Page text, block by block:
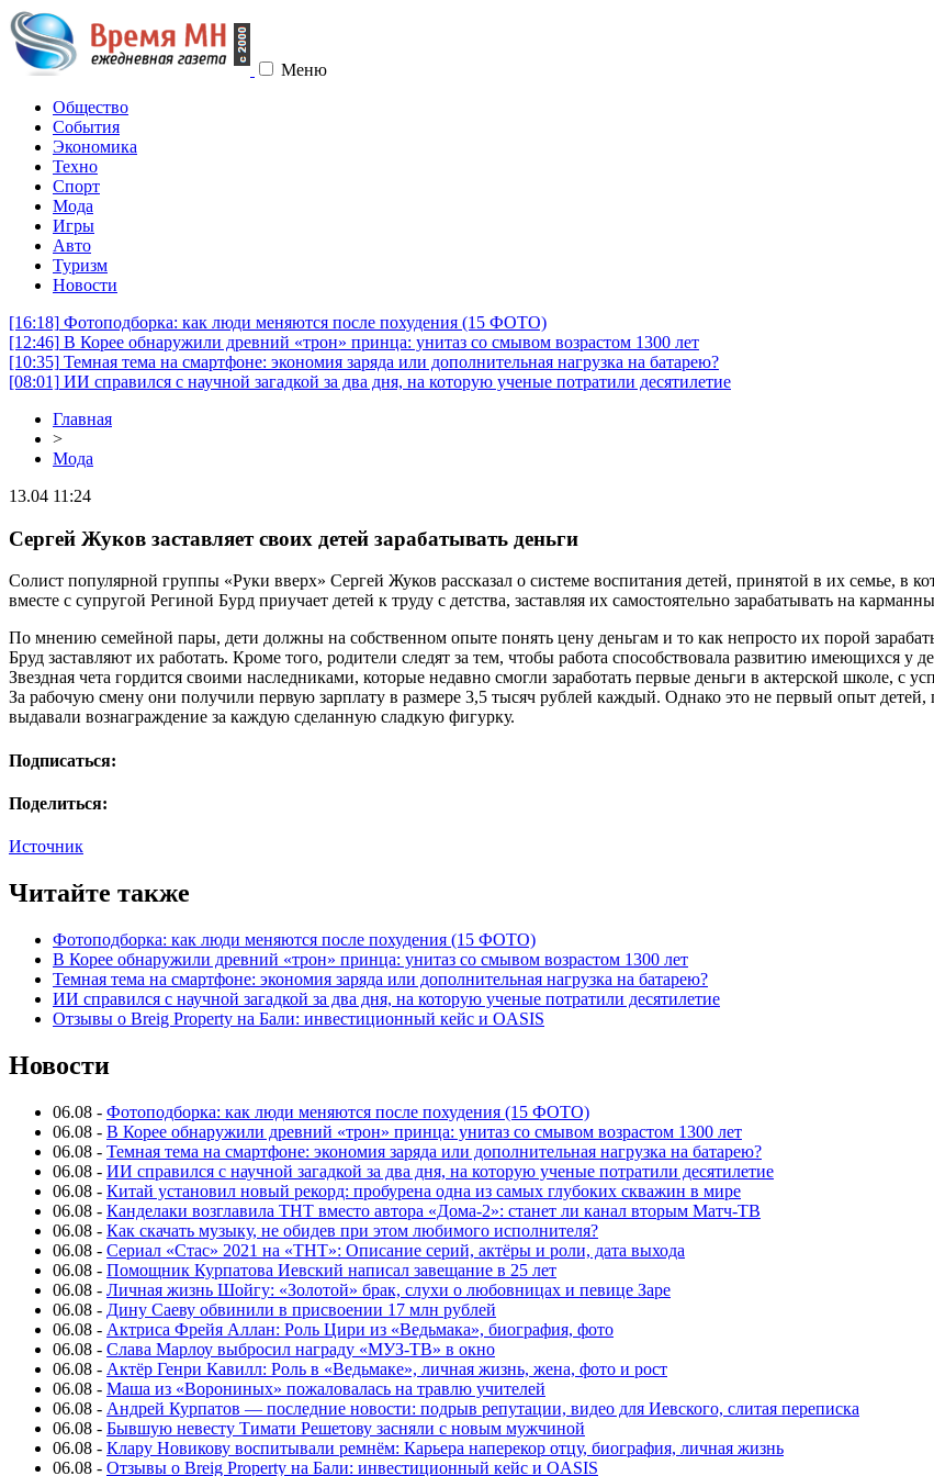
Меню
Общество
События
Экономика
Техно
Спорт
Мода
Игры
Авто
Туризм
Новости
[16:18] Фотоподборка: как люди меняются после похудения (15 ФОТО)
[12:46] В Корее обнаружили древний «трон» принца: унитаз со смывом возрастом 1300 лет
[10:35] Темная тема на смартфоне: экономия заряда или дополнительная нагрузка на батарею?
[08:01] ИИ справился с научной загадкой за два дня, на которую ученые потратили десятилетие
Главная
>
Мода
13.04 11:24
Сергей Жуков заставляет своих детей зарабатывать деньги
Солист популярной группы «Руки вверх» Сергей Жуков рассказал о системе воспитания детей, принятой в их семье, в
вместе с супругой Региной Бурд приучает детей к труду с детства, заставляя их самостоятельно зарабатывать на
По мнению семейной пары, дети должны на собственном опыте понять цену деньгам и то как непросто их порой
Бруд заставляют их работать. Кроме того, родители следят за тем, чтобы работа способствовала развитию имеющихся у
Звездная чета гордится своими наследниками, которые недавно смогли заработать первые деньги в актерской школе, с
За рабочую смену они получили первую зарплату в размере 3,5 тысяч рублей каждый. Однако это не первый опыт детей,
выдавали вознаграждение за каждую сделанную сладкую фигурку.
Подписаться:
Поделиться:
Источник
Читайте также
Фотоподборка: как люди меняются после похудения (15 ФОТО)
В Корее обнаружили древний «трон» принца: унитаз со смывом возрастом 1300 лет
Темная тема на смартфоне: экономия заряда или дополнительная нагрузка на батарею?
ИИ справился с научной загадкой за два дня, на которую ученые потратили десятилетие
Отзывы о Breig Property на Бали: инвестиционный кейс и OASIS
Новости
06.08 - Фотоподборка: как люди меняются после похудения (15 ФОТО)
06.08 - В Корее обнаружили древний «трон» принца: унитаз со смывом возрастом 1300 лет
06.08 - Темная тема на смартфоне: экономия заряда или дополнительная нагрузка на батарею?
06.08 - ИИ справился с научной загадкой за два дня, на которую ученые потратили десятилетие
06.08 - Китай установил новый рекорд: пробурена одна из самых глубоких скважин в мире
06.08 - Канделаки возглавила ТНТ вместо автора «Дома-2»: станет ли канал вторым Матч-ТВ
06.08 - Как скачать музыку, не обидев при этом любимого исполнителя?
06.08 - Сериал «Стас» 2021 на «ТНТ»: Описание серий, актёры и роли, дата выхода
06.08 - Помощник Курпатова Иевский написал завещание в 25 лет
06.08 - Личная жизнь Шойгу: «Золотой» брак, слухи о любовницах и певице Заре
06.08 - Дину Саеву обвинили в присвоении 17 млн рублей
06.08 - Актриса Фрейя Аллан: Роль Цири из «Ведьмака», биография, фото
06.08 - Слава Марлоу выбросил награду «МУЗ-ТВ» в окно
06.08 - Актёр Генри Кавилл: Роль в «Ведьмаке», личная жизнь, жена, фото и рост
06.08 - Маша из «Ворониных» пожаловалась на травлю учителей
06.08 - Андрей Курпатов — последние новости: подрыв репутации, видео для Иевского, слитая переписка
06.08 - Бывшую невесту Тимати Решетову засняли с новым мужчиной
06.08 - Клару Новикову воспитывали ремнём: Карьера наперекор отцу, биография, личная жизнь
06.08 - Отзывы о Breig Property на Бали: инвестиционный кейс и OASIS